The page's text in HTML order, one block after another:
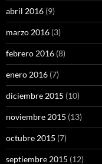
abril 2016 (9)
marzo 2016 (3)
febrero 2016 (8)
enero 2016 (7)
diciembre 2015 (10)
noviembre 2015 (13)
octubre 2015 (7)
septiembre 2015 (12)